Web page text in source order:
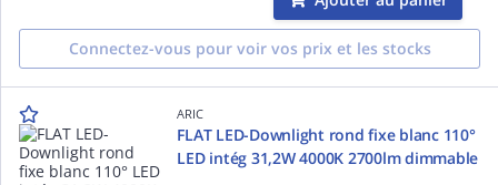
Connectez-vous pour voir vos prix et les stocks
ARIC
FLAT LED-Downlight rond fixe blanc 110°
LED intég 31,2W 4000K 2700lm dimmable